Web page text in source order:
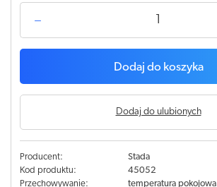
Dodaj do koszyka
Dodaj do ulubionych
Producent:
Stada
Kod produktu:
45052
Przechowywanie:
temperatura pokojowa